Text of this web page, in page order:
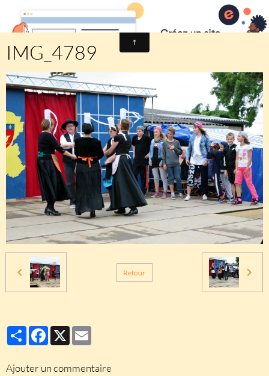
Comité des fêtes de CHEUX
IMG_4789
Retour
PartagerFacebook
X
Ajouter un commentaire